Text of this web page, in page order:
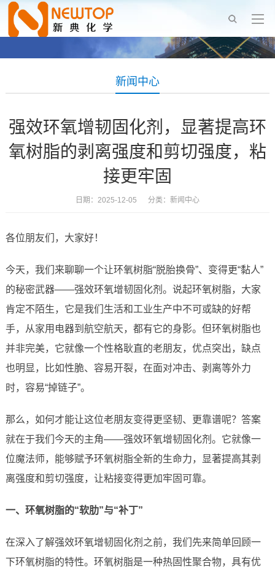
新闻中心
强效环氧增韧固化剂，显著提高环
氧树脂的剥离强度和剪切强度，粘
接更牢固
日期：2025-12-05 分类： 新闻中心
各位朋友们，大家好！
今天，我们来聊聊一个让环氧树脂“脱胎换骨”、变得更“黏人”
的秘密武器——强效环氧增韧固化剂。说起环氧树脂，大家
肯定不陌生，它是我们生活和工业生产中不可或缺的好帮
手，从家用电器到航空航天，都有它的身影。但环氧树脂也
并非完美，它就像一个性格耿直的老朋友，优点突出，缺点
也明显，比如性脆、容易开裂，在面对冲击、剥离等外力
时，容易“掉链子”。
那么，如何才能让这位老朋友变得更坚韧、更靠谱呢？答案
就在于我们今天的主角——强效环氧增韧固化剂。它就像一
位魔法师，能够赋予环氧树脂全新的生命力，显著提高其剥
离强度和剪切强度，让粘接变得更加牢固可靠。
一、环氧树脂的“软肋”与“补丁”
在深入了解强效环氧增韧固化剂之前，我们先来简单回顾一
下环氧树脂的特性。环氧树脂是一种热固性聚合物，具有优